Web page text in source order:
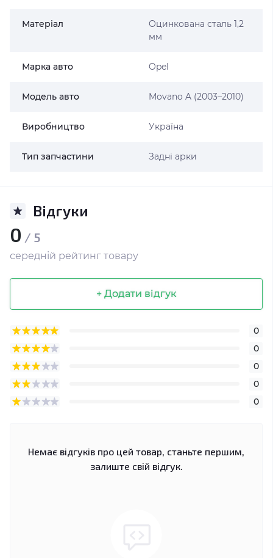
Матеріал
Оцинкована сталь 1,2
мм
Марка авто Opel
Модель авто Movano A (2003–2010)
Виробництво Україна
Тип запчастини Задні арки
Відгуки
0 / 5
середній рейтинг товару
+ Додати відгук
0
0
0
0
0
Немає відгуків про цей товар, станьте першим,
залиште свій відгук.